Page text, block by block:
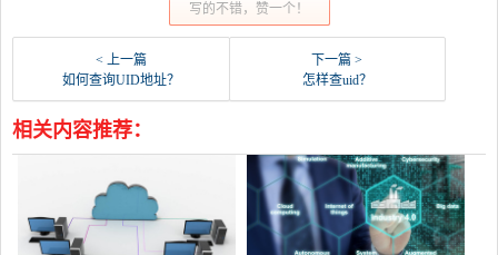
写的不错，赞一个！
< 上一篇
如何查询UID地址？
下一篇 >
怎样查uid？
相关内容推荐：